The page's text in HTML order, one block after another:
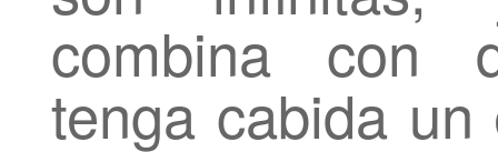
combina con
tenga cabida